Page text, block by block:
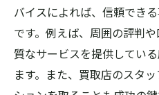
バイスによれば、信頼でき
です。例えば、周囲の評判
質なサービスを提供してい
ます。また、買取店のスタ